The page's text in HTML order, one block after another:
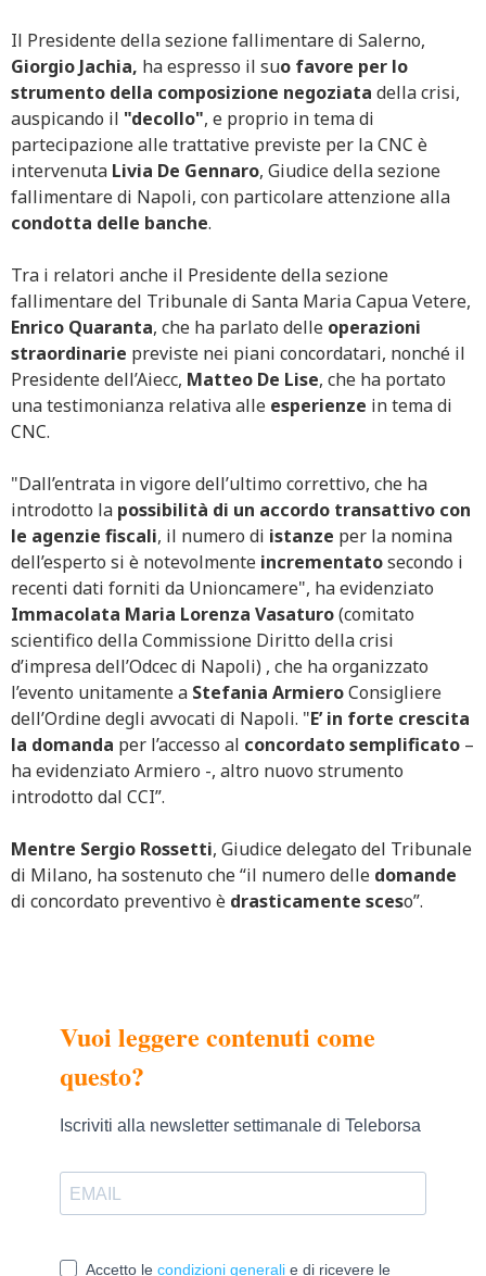
Il Presidente della sezione fallimentare di Salerno,
Giorgio Jachia, ha espresso il suo favore per lo
strumento della composizione negoziata della crisi,
auspicando il "decollo", e proprio in tema di
partecipazione alle trattative previste per la CNC è
intervenuta Livia De Gennaro, Giudice della sezione
fallimentare di Napoli, con particolare attenzione alla
condotta delle banche.
Tra i relatori anche il Presidente della sezione
fallimentare del Tribunale di Santa Maria Capua Vetere,
Enrico Quaranta, che ha parlato delle operazioni
straordinarie previste nei piani concordatari, nonché il
Presidente dell’Aiecc, Matteo De Lise, che ha portato
una testimonianza relativa alle esperienze in tema di
CNC.
"Dall’entrata in vigore dell’ultimo correttivo, che ha
introdotto la possibilità di un accordo transattivo con
le agenzie fiscali, il numero di istanze per la nomina
dell’esperto si è notevolmente incrementatosecondo i
recenti dati forniti da Unioncamere", ha evidenziato
Immacolata Maria Lorenza Vasaturo(comitato
scientifico della Commissione Diritto della crisi
d’impresa dell’Odcec di Napoli) , che ha organizzato
l’evento unitamente a Stefania ArmieroConsigliere
dell’Ordine degli avvocati di Napoli. "E’ in forte crescita
la domanda per l’accesso al concordatosemplificato –
ha evidenziato Armiero -, altro nuovo strumento
introdotto dal CCI”.
Mentre Sergio Rossetti, Giudice delegato del Tribunale
di Milano, ha sostenuto che “il numero delle domande
di concordato preventivo è drasticamente sceso”.